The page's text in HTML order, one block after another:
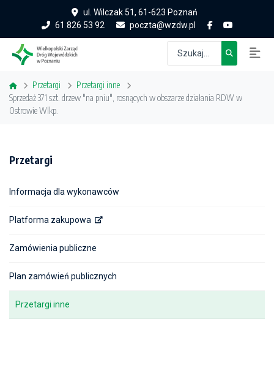
ul. Wilczak 51, 61-623 Poznań
61 826 53 92
poczta@wzdw.pl
Przetargi
Przetargi inne
Sprzedaż 371 szt. drzew "na pniu", rosnących w obszarze działania RDW w
Ostrowie Wlkp.
Przetargi
Informacja dla wykonawców
Platforma zakupowa
Zamówienia publiczne
Plan zamówień publicznych
Przetargi inne